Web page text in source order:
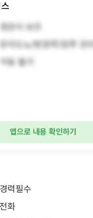
경관식 보조
유치도뇨/방광루/장루 관리
거동 불가
앱으로 내용 확인하기
경력필수
전화